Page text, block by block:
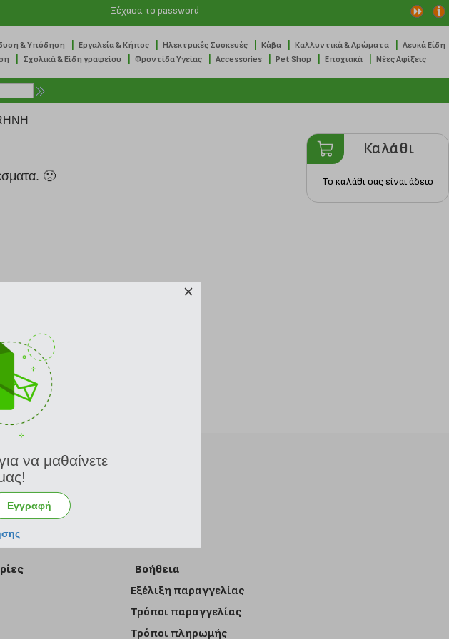
Ξέχασα το password
& Υπόδηση Εργαλεία & Κήπος Ηλεκτρικές Συσκευές Κάβα Καλλυντικά & Αρώματα Λευκά Είδη
Σχολικά & Είδη γραφείου Φροντίδα Υγείας Accessories Pet Shop Εποχιακά Νέες Αφίξεις
🙁
Καλάθι
Το καλάθι σας είναι άδειο
Εγγραφή στο newsletter
Βοήθεια
Εξέλιξη παραγγελίας
Τρόποι παραγγελίας
Τρόποι πληρωμής
να μαθαίνετε
Εγγραφή